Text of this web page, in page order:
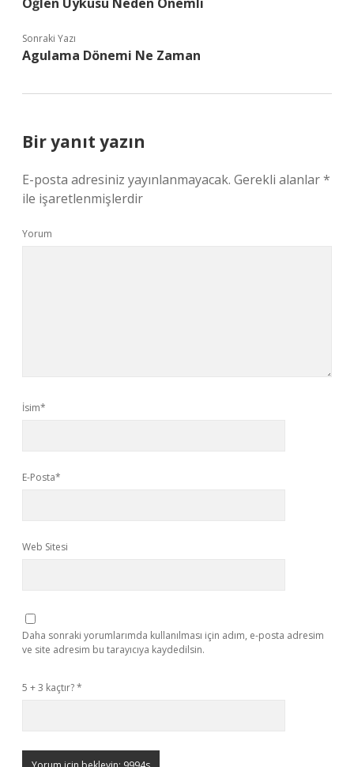
Sonraki Yazı
Agulama Dönemi Ne Zaman
Bir yanıt yazın
E-posta adresiniz yayınlanmayacak. Gerekli alanlar*
ile işaretlenmişlerdir
Yorum
İsim*
E-Posta*
Web Sitesi
Daha sonraki yorumlarımda kullanılması için adım, e-posta adresim
ve site adresim bu tarayıcıya kaydedilsin.
5 + 3 kaçtır?*